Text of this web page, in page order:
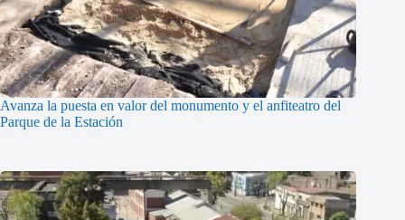
Avanza la puesta en valor del monumento y el anfiteatro del
Parque de la Estación